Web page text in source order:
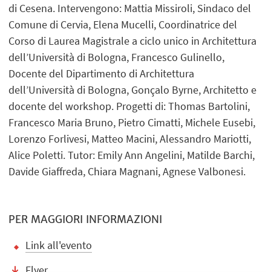
di Cesena. Intervengono: Mattia Missiroli, Sindaco del
Comune di Cervia, Elena Mucelli, Coordinatrice del
Corso di Laurea Magistrale a ciclo unico in Architettura
dell’Università di Bologna, Francesco Gulinello,
Docente del Dipartimento di Architettura
dell’Università di Bologna, Gonçalo Byrne, Architetto e
docente del workshop. Progetti di: Thomas Bartolini,
Francesco Maria Bruno, Pietro Cimatti, Michele Eusebi,
Lorenzo Forlivesi, Matteo Macini, Alessandro Mariotti,
Alice Poletti. Tutor: Emily Ann Angelini, Matilde Barchi,
Davide Giaffreda, Chiara Magnani, Agnese Valbonesi.
PER MAGGIORI INFORMAZIONI
Link all'evento